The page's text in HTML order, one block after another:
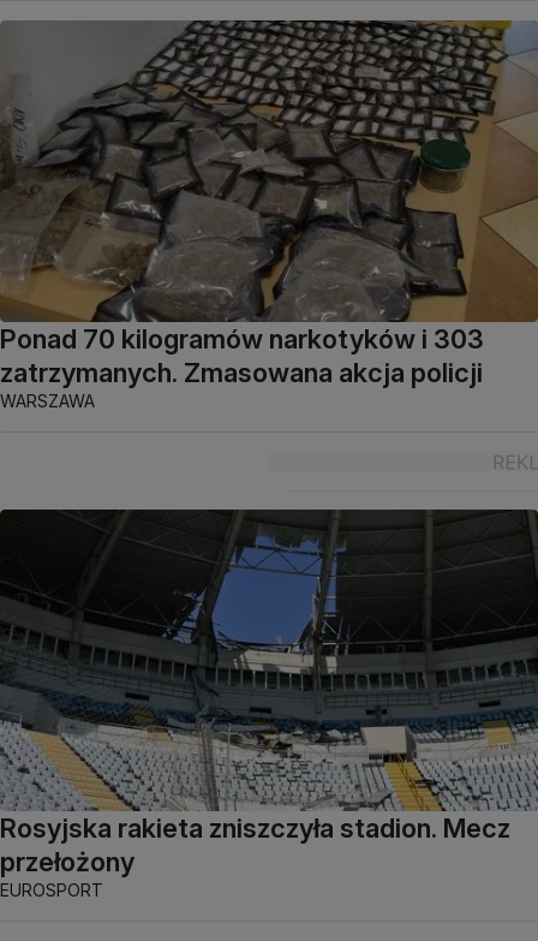
Ponad 70 kilogramów narkotyków i 303
zatrzymanych. Zmasowana akcja policji
WARSZAWA
Rosyjska rakieta zniszczyła stadion. Mecz
przełożony
EUROSPORT